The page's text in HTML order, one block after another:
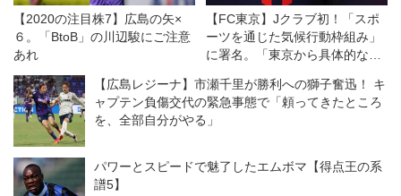
【2020の注目株7】広島の矢×
６。「BtoB」の川辺駿にご注意
あれ
【FC東京】Jクラブ初！「スポ
ーツを通じた気候行動枠組み」
に署名。「東京から具体的なア
【広島レジーナ】市瀬千里が勝利への獅子奮迅！ キ
ャプテン負傷交代の緊急事態で「頼ってきたところ
を、全部自分がやる」
パワーとスピードで魅了したエムボマ【得点王の系
譜5】